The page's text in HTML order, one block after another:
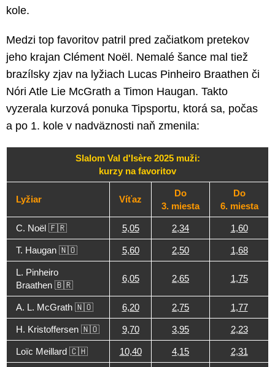
kole.
Medzi top favoritov patril pred začiatkom pretekov
jeho krajan Clément Noël. Nemalé šance mal tiež
brazílsky zjav na lyžiach Lucas Pinheiro Braathen či
Nóri Atle Lie McGrath a Timon Haugan. Takto
vyzerala kurzová ponuka Tipsportu, ktorá sa, počas
a po 1. kole v nadväznosti naň zmenila:
Slalom Val d'Isère 2025 muži:
kurzy na favoritov
Lyžiar Víťaz
Do
3. miesta
Do
6. miesta
C. Noël 🇫🇷 5,05 2,34 1,60
T. Haugan 🇳🇴 5,60 2,50 1,68
L. Pinheiro
Braathen 🇧🇷
6,05 2,65 1,75
A. L. McGrath 🇳🇴 6,20 2,75 1,77
H. Kristoffersen 🇳🇴 9,70 3,95 2,23
Loïc Meillard 🇨🇭 10,40 4,15 2,31